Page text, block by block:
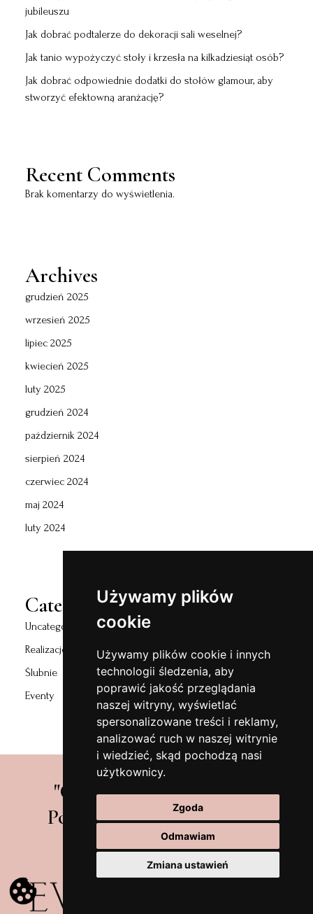
Używamy plików
cookie
Używamy plików cookie i innych
technologii śledzenia, aby
poprawić jakość przeglądania
naszej witryny, wyświetlać
spersonalizowane treści i reklamy,
analizować ruch w naszej witrynie
i wiedzieć, skąd pochodzą nasi
użytkownicy.
Zgoda
Odmawiam
Zmiana ustawień
jubileuszu
Jak dobrać podtalerze do dekoracji sali weselnej?
Jak tanio wypożyczyć stoły i krzesła na kilkadziesiąt osób?
Jak dobrać odpowiednie dodatki do stołów glamour, aby
stworzyć efektowną aranżację?
Recent Comments
Brak komentarzy do wyświetlenia.
Archives
grudzień 2025
wrzesień 2025
lipiec 2025
kwiecień 2025
luty 2025
grudzień 2024
październik 2024
sierpień 2024
czerwiec 2024
maj 2024
luty 2024
Categories
Uncategorized
Realizacje
Ślubnie
Eventy
"Od marzeń do realizacji.
Pomagamy tworzyć piękne
wydarzenia!"